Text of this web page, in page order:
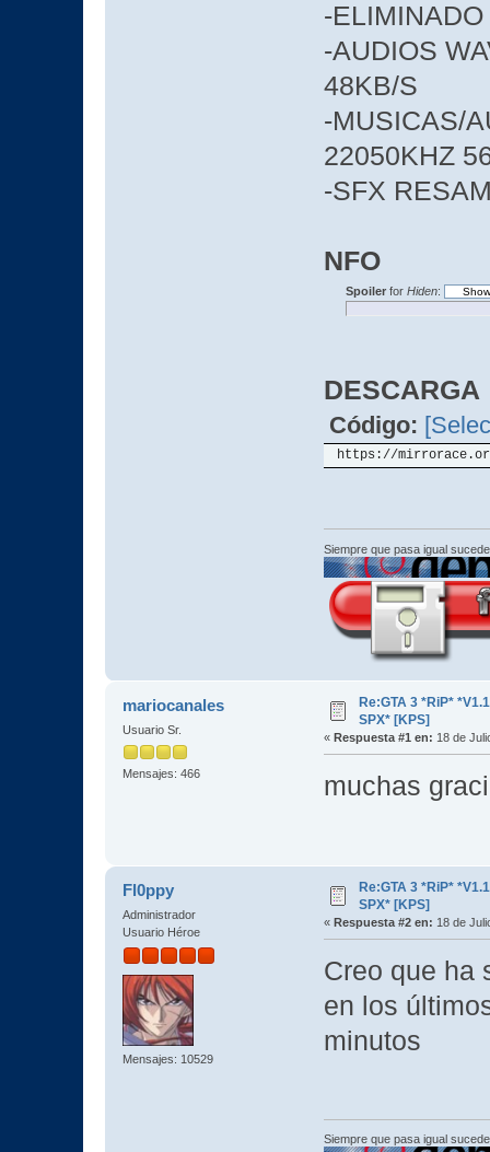
-
-AUDIOS
48KB/S
-MUSICAS/
22050KHZ
-SFX
NFO
Spoilerfor Hiden:
DESCARGA
Código:
https://
Siempre que pasa igual
mariocanales
Usuario Sr.
Mensajes: 466
Re:GTA 3 *RiP*
SPX* [KPS]
« Respuesta #1 en: 18 de
muchas
Fl0ppy
Administrador
Usuario Héroe
Mensajes: 10529
Re:GTA 3 *RiP*
SPX* [KPS]
« Respuesta #2 en: 18 de
Creo que ha
en los
minutos
Siempre que pasa igual